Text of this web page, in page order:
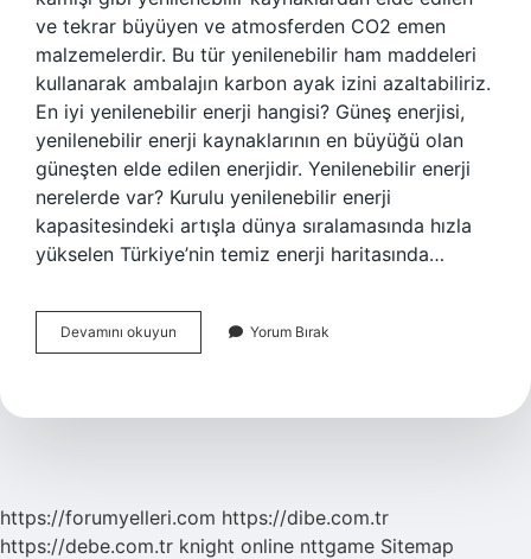
ve tekrar büyüyen ve atmosferden CO2 emen
malzemelerdir. Bu tür yenilenebilir ham maddeleri
kullanarak ambalajın karbon ayak izini azaltabiliriz.
En iyi yenilenebilir enerji hangisi? Güneş enerjisi,
yenilenebilir enerji kaynaklarının en büyüğü olan
güneşten elde edilen enerjidir. Yenilenebilir enerji
nerelerde var? Kurulu yenilenebilir enerji
kapasitesindeki artışla dünya sıralamasında hızla
yükselen Türkiye’nin temiz enerji haritasında…
Devamını okuyun Yenilenebilir
Enerji
Yorum Bırak
https://forumyelleri.com https://dibe.com.tr
https://debe.com.tr knight online nttgame Sitemap